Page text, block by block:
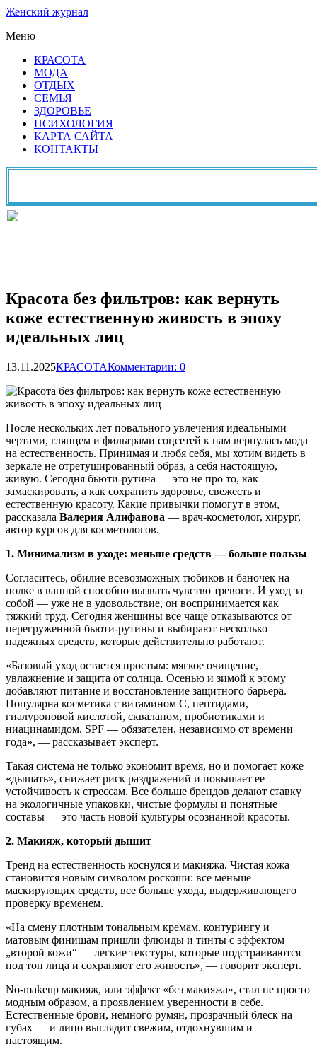
Женский журнал
Меню
КРАСОТА
МОДА
ОТДЫХ
СЕМЬЯ
ЗДОРОВЬЕ
ПСИХОЛОГИЯ
КАРТА САЙТА
КОНТАКТЫ
Красота без фильтров: как вернуть
коже естественную живость в эпоху
идеальных лиц
13.11.2025КРАСОТАКомментарии: 0
После нескольких лет повального увлечения идеальными
чертами, глянцем и фильтрами соцсетей к нам вернулась мода
на естественность. Принимая и любя себя, мы хотим видеть в
зеркале не отретушированный образ, а себя настоящую,
живую. Сегодня бьюти-рутина — это не про то, как
замаскировать, а как сохранить здоровье, свежесть и
естественную красоту. Какие привычки помогут в этом,
рассказала Валерия Алифанова — врач-косметолог, хирург,
автор курсов для косметологов.
1. Минимализм в уходе: меньше средств — больше пользы
Согласитесь, обилие всевозможных тюбиков и баночек на
полке в ванной способно вызвать чувство тревоги. И уход за
собой — уже не в удовольствие, он воспринимается как
тяжкий труд. Сегодня женщины все чаще отказываются от
перегруженной бьюти-рутины и выбирают несколько
надежных средств, которые действительно работают.
«Базовый уход остается простым: мягкое очищение,
увлажнение и защита от солнца. Осенью и зимой к этому
добавляют питание и восстановление защитного барьера.
Популярна косметика с витамином C, пептидами,
гиалуроновой кислотой, скваланом, пробиотиками и
ниацинамидом. SPF — обязателен, независимо от времени
года», — рассказывает эксперт.
Такая система не только экономит время, но и помогает коже
«дышать», снижает риск раздражений и повышает ее
устойчивость к стрессам. Все больше брендов делают ставку
на экологичные упаковки, чистые формулы и понятные
составы — это часть новой культуры осознанной красоты.
2. Макияж, который дышит
Тренд на естественность коснулся и макияжа. Чистая кожа
становится новым символом роскоши: все меньше
маскирующих средств, все больше ухода, выдерживающего
проверку временем.
«На смену плотным тональным кремам, контурингу и
матовым финишам пришли флюиды и тинты с эффектом
„второй кожи“ — легкие текстуры, которые подстраиваются
под тон лица и сохраняют его живость», — говорит эксперт.
No-makeup макияж, или эффект «без макияжа», стал не просто
модным образом, а проявлением уверенности в себе.
Естественные брови, немного румян, прозрачный блеск на
губах — и лицо выглядит свежим, отдохнувшим и
настоящим.